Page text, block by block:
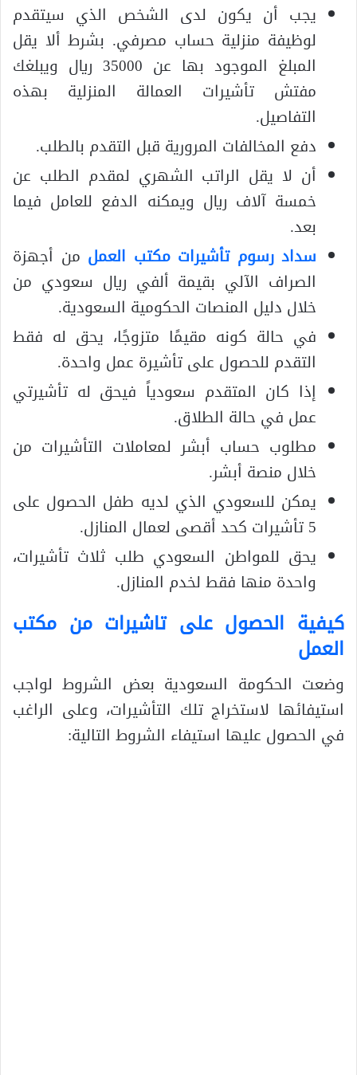
يجب أن يكون لدى الشخص الذي سيتقدم
لوظيفة منزلية حساب مصرفي. بشرط ألا يقل
المبلغ الموجود بها عن 35000 ريال ويبلغك
مفتش تأشيرات العمالة المنزلية بهذه
التفاصيل.
دفع المخالفات المرورية قبل التقدم بالطلب.
أن لا يقل الراتب الشهري لمقدم الطلب عن
خمسة آلاف ريال ويمكنه الدفع للعامل فيما
بعد.
سداد رسوم تأشيرات مكتب العمل من أجهزة
الصراف الآلي بقيمة ألفي ريال سعودي من
خلال دليل المنصات الحكومية السعودية.
في حالة كونه مقيمًا متزوجًا، يحق له فقط
التقدم للحصول على تأشيرة عمل واحدة.
إذا كان المتقدم سعودياً فيحق له تأشيرتي
عمل في حالة الطلاق.
مطلوب حساب أبشر لمعاملات التأشيرات من
خلال منصة أبشر.
يمكن للسعودي الذي لديه طفل الحصول على
5 تأشيرات كحد أقصى لعمال المنازل.
يحق للمواطن السعودي طلب ثلاث تأشيرات،
واحدة منها فقط لخدم المنازل.
كيفية الحصول على تاشيرات من مكتب
العمل
وضعت الحكومة السعودية بعض الشروط لواجب
استيفائها لاستخراج تلك التأشيرات، وعلى الراغب
في الحصول عليها استيفاء الشروط التالية: